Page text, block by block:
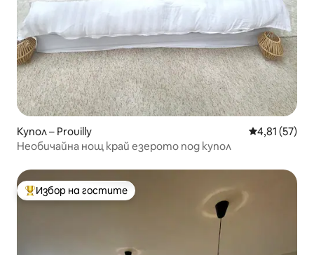
Купол – Prouilly Средна
4,81 (57)
Необичайна нощ край езерото под купол
Най-популярен избор на гостите
Избор на гостите